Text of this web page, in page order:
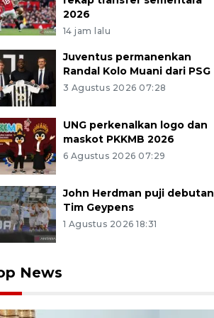
2026
14 jam lalu
Juventus permanenkan
Randal Kolo Muani dari PSG
3 Agustus 2026 07:28
UNG perkenalkan logo dan
maskot PKKMB 2026
6 Agustus 2026 07:29
John Herdman puji debutan
Tim Geypens
1 Agustus 2026 18:31
News